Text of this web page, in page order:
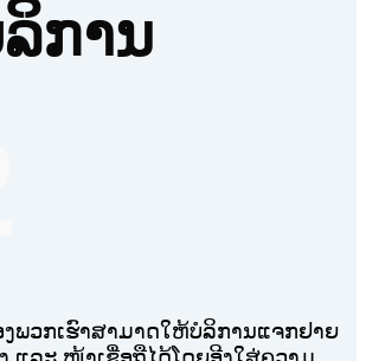
ການ
ພວກເຮົາສາມາດໃຫ້ບໍລິການແຈກຢາຍ